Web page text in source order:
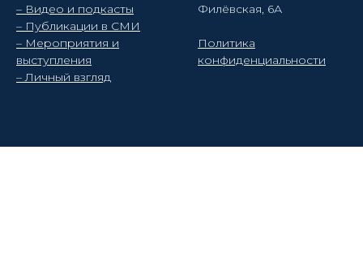
– Видео и подкасты
– Публикации в СМИ
– Мероприятия и
выступления
– Личный взгляд
Филёвская, 6А
Политика
конфиденциальности